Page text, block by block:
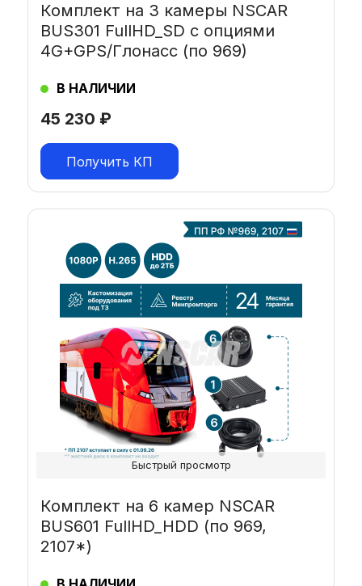
45 230 ₽
Комплект на 3 камеры NSCAR
BUS301 FullHD_SD с опциями
4G+GPS/Глонасс (по 969)
В НАЛИЧИИ
Получить КП
Комплект на 6 камер NSCAR
BUS601 FullHD_HDD (по 969,
2107*)
Быстрый просмотр